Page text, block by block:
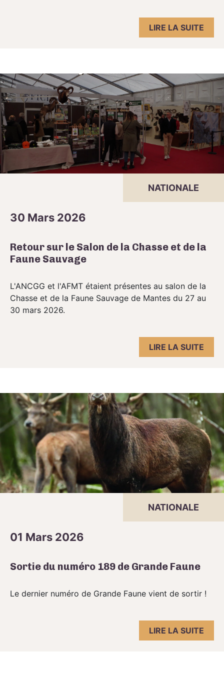
LIRE LA SUITE
NATIONALE
30 Mars 2026
Retour sur le Salon de la Chasse et de la
Faune Sauvage
L'ANCGG et l'AFMT étaient présentes au salon de la
Chasse et de la Faune Sauvage de Mantes du 27 au
30 mars 2026.
LIRE LA SUITE
NATIONALE
01 Mars 2026
Sortie du numéro 189 de Grande Faune
Le dernier numéro de Grande Faune vient de sortir !
LIRE LA SUITE